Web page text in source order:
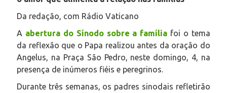
Da redação, com Rádio Vaticano
A abertura do Sínodo sobre a família foi o tema
da reflexão que o Papa realizou antes da oração do
Angelus, na Praça São Pedro, neste domingo, 4, na
presença de inúmeros fiéis e peregrinos.
Durante três semanas, os padres sinodais refletirão